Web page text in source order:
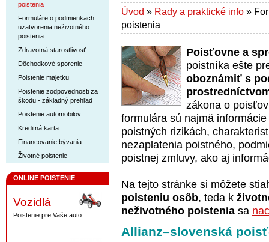
poistenia
Formuláre o podmienkach
uzatvorenia neživotného
poistenia
Zdravotná starostlivosť
Dôchodkové sporenie
Poistenie majetku
Poistenie zodpovednosti za
škodu - základný prehľad
Poistenie automobilov
Kreditná karta
Financovanie bývania
Životné poistenie
ONLINE POISTENIE
Vozidlá
Poistenie pre Vaše auto.
Úvod » Rady a praktické info »
poistenia
Poisťovne a
poistníka ešte
oboznámiť s
zákona o
formulára sú najmä
poistných rizikách,
nezaplatenia poistného,
poistnej zmluvy, ako aj
Na tejto stránke si môžete
poisteniu osôb, teda k
neživotného poistenia sa
Allianz–slovenská